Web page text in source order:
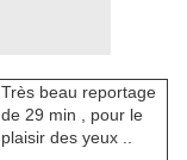
Très beau reportage
de 29 min , pour le
plaisir des yeux ..